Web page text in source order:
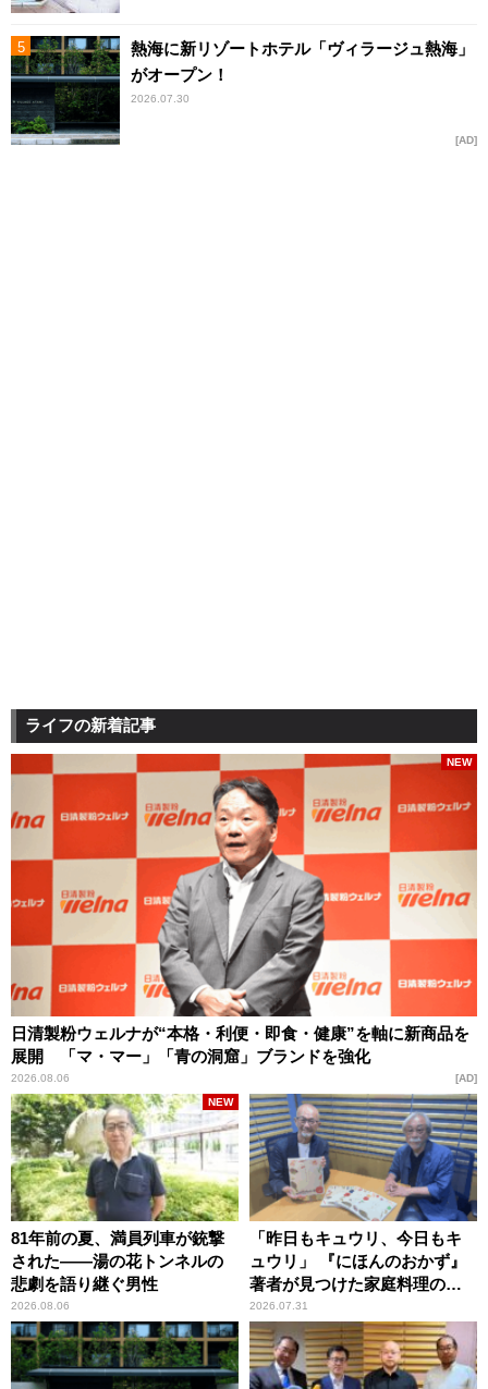
熱海に新リゾートホテル「ヴィラージュ熱海」
がオープン！
2026.07.30
AD
ライフの新着記事
日清製粉ウェルナが“本格・利便・即食・健康”を軸に新商品を
展開 「マ・マー」「青の洞窟」ブランドを強化
2026.08.06
NEW
AD
81年前の夏、満員列車が銃撃
された――湯の花トンネルの
悲劇を語り継ぐ男性
2026.08.06
NEW
「昨日もキュウリ、今日もキ
ュウリ」 『にほんのおかず』
著者が見つけた家庭料理の知
恵
2026.07.31